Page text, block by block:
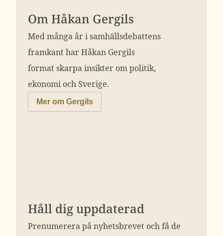
Om Håkan Gergils
Med många år i samhällsdebattens
framkant har Håkan Gergils
format skarpa insikter om politik,
ekonomi och Sverige.
Mer om Gergils
Håll dig uppdaterad
Prenumerera på nyhetsbrevet och få de